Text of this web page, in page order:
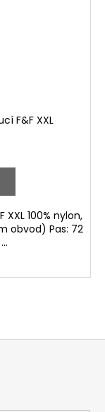
F&F XXL
100% nylon,
obvod) Pas: 72